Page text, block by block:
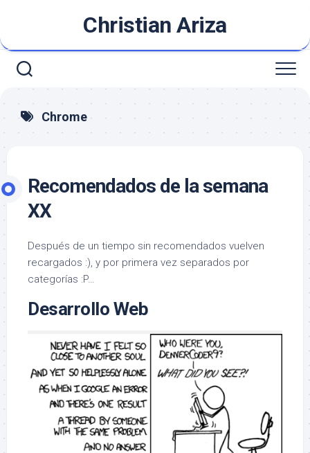
contenido
Christian Ariza
Chrome
Recomendados de la semana
XX
Después de un tiempo sin recomendados vuelven
recargados :), y por primera vez separados por
categorías :P…
Desarrollo Web